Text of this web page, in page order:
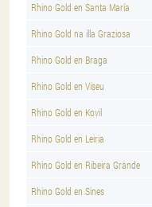
Rhino Gold en Santa María
Rhino Gold na illa Graziosa
Rhino Gold en Braga
Rhino Gold en Viseu
Rhino Gold en Kovil
Rhino Gold en Leiria
Rhino Gold en Ribeira Grande
Rhino Gold en Sines